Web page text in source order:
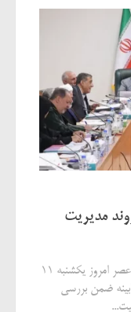
مدیریت
به گزارش گروه سیاسی خبرگزاری دانشجو، جلسه هیئت دولت عصر امروز یکشنبه ۱۱
کابینه ضمن بررسی